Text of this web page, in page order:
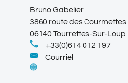
Bruno Gabelier
3860 route des Courmettes
06140 Tourrettes-Sur-Loup
+33(0)614 012 197
Courriel